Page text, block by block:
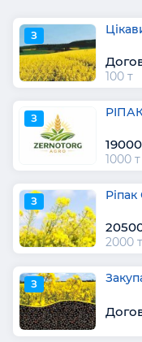
З
100 т
З
1000 т
З
2000 т
З